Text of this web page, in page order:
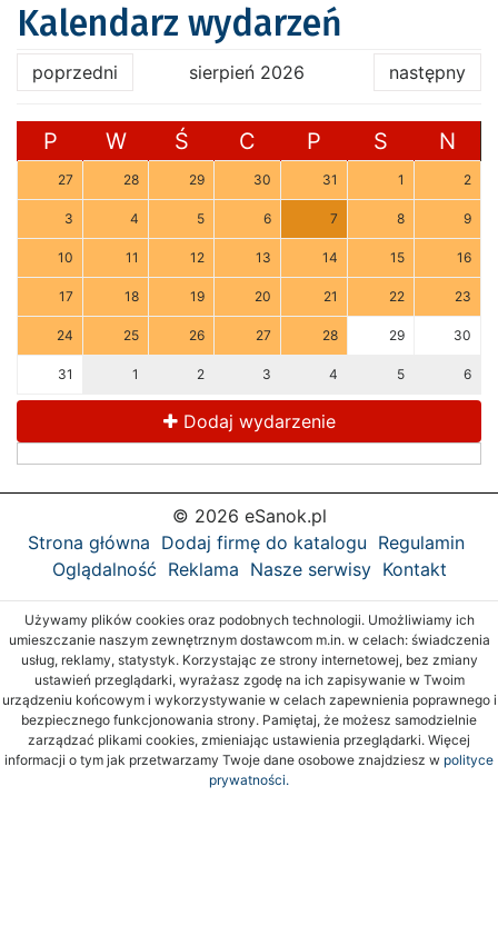
Kalendarz wydarzeń
poprzedni sierpień 2026 następny
P W Ś C P S N
27 28 29 30 31 1 2
3 4 5 6 7 8 9
10 11 12 13 14 15 16
17 18 19 20 21 22 23
24 25 26 27 28 29 30
31 1 2 3 4 5 6
Dodaj wydarzenie
© 2026 eSanok.pl
Strona główna Dodaj firmę do katalogu Regulamin
Oglądalność Reklama Nasze serwisy Kontakt
Używamy plików cookies oraz podobnych technologii. Umożliwiamy ich
umieszczanie naszym zewnętrznym dostawcom m.in. w celach: świadczenia
usług, reklamy, statystyk. Korzystając ze strony internetowej, bez zmiany
ustawień przeglądarki, wyrażasz zgodę na ich zapisywanie w Twoim
urządzeniu końcowym i wykorzystywanie w celach zapewnienia poprawnego i
bezpiecznego funkcjonowania strony. Pamiętaj, że możesz samodzielnie
zarządzać plikami cookies, zmieniając ustawienia przeglądarki. Więcej
informacji o tym jak przetwarzamy Twoje dane osobowe znajdziesz w polityce
prywatności.